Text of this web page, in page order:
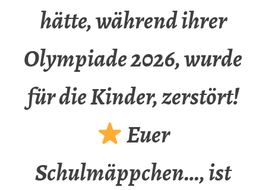
hätte, während ihrer
Olympiade 2026, wurde
für die Kinder, zerstört!
Euer
Schulmäppchen…, ist